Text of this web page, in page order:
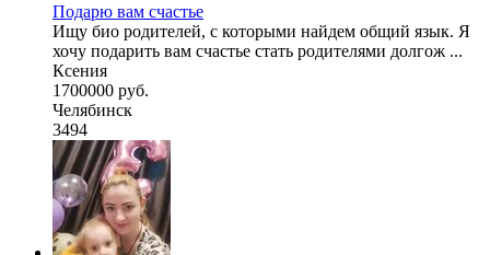
Подарю вам счастье
Ищу био родителей, с которыми найдем общий язык. Я
хочу подарить вам счастье стать родителями долгож ...
Ксения
1700000 руб.
Челябинск
3494